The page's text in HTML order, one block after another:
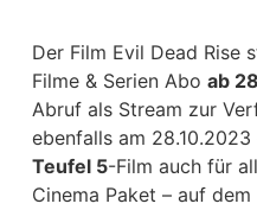
Der Film Evil Dead Rise
Filme & Serien Abo ab
Abruf als Stream zur
ebenfalls am
Teufel 5-Film auch für
Cinema Paket – auf